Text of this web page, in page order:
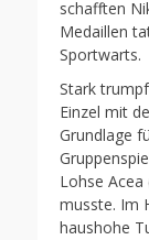
schafften
Medaillen
Sportwarts.
Stark
Einzel mit
Grundlage
Lohse Acea
musste. Im
haushohe